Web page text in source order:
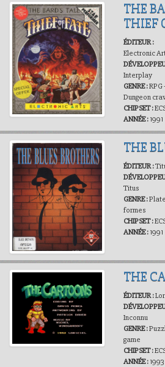
THE
THIEF
ÉDITEUR :
Electronic
Interplay
GENRE :RPG -
Dungeon
CHIPSET :
ANNÉE :1991
THE
ÉDITEUR :
Titus
GENRE :
formes
CHIPSET :
ANNÉE :1991
THE
ÉDITEUR :
Inconnu
GENRE :
game
CHIPSET :
ANNÉE :1993